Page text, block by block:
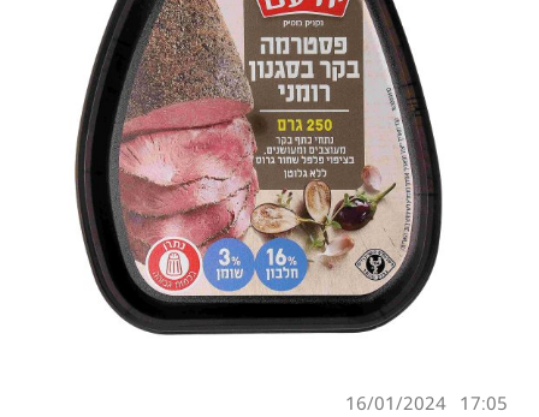
17:05
16/01/2024